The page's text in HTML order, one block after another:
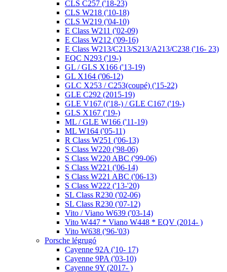
CLS C257 ('18-23)
CLS W218 ('10-18)
CLS W219 ('04-10)
E Class W211 ('02-09)
E Class W212 ('09-16)
E Class W213/C213/S213/A213/C238 ('16- 23)
EQC N293 ('19-)
GL / GLS X166 ('13-19)
GL X164 ('06-12)
GLC X253 / C253(coupé) ('15-22)
GLE C292 (2015-19)
GLE V167 (('18-) / GLE C167 ('19-)
GLS X167 ('19-)
ML / GLE W166 ('11-19)
ML W164 ('05-11)
R Class W251 ('06-13)
S Class W220 ('98-06)
S Class W220 ABC ('99-06)
S Class W221 ('06-14)
S Class W221 ABC ('06-13)
S Class W222 ('13-'20)
SL Class R230 ('02-06)
SL Class R230 ('07-12)
Vito / Viano W639 ('03-14)
Vito W447 * Viano W448 * EQV (2014- )
Vito W638 ('96-'03)
Porsche légrugó
Cayenne 92A ('10- 17)
Cayenne 9PA ('03-10)
Cayenne 9Y (2017- )